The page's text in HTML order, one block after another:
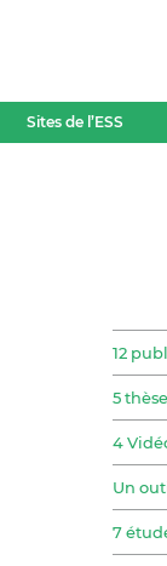
Sites de l’ESS
12
5
4
Un
7